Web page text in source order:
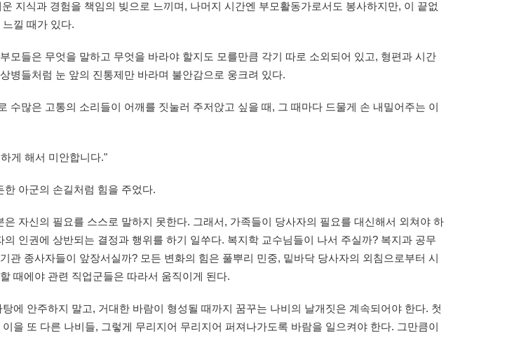
지식과 경험을 책임의 빚으로 느끼며, 나머지 시간엔 부모활동가로서도 봉사하지만, 이 끝없
낄 때가 있다.
모들은 무엇을 말하고 무엇을 바라야 할지도 모를만큼 각기 따로 소외되어 있고, 형편과 시간
병들처럼 눈 앞의 진통제만 바라며 불안감으로 웅크려 있다.
수많은 고통의 소리들이 어깨를 짓눌러 주저앉고 싶을 때, 그 때마다 드물게 손 내밀어주는 이
게 해서 미안합니다."
아군의 손길처럼 힘을 주었다.
자신의 필요를 스스로 말하지 못한다. 그래서, 가족들이 당사자의 필요를 대신해서 외쳐야 하
인권에 상반되는 결정과 행위를 하기 일쑤다. 복지학 교수님들이 나서 주실까? 복지과 공무
관 종사자들이 앞장서실까? 모든 변화의 힘은 풀뿌리 민중, 밑바닥 당사자의 외침으로부터 시
때에야 관련 직업군들은 따라서 움직이게 된다.
에 안주하지 말고, 거대한 바람이 형성될 때까지 꿈꾸는 나비의 날개짓은 계속되어야 한다. 첫
을 또 다른 나비들, 그렇게 무리지어 무리지어 퍼져나가도록 바람을 일으켜야 한다. 그만큼이